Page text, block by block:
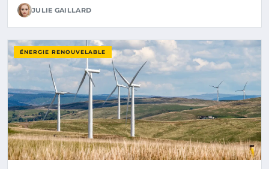
JULIE GAILLARD
ÉNERGIE RENOUVELABLE